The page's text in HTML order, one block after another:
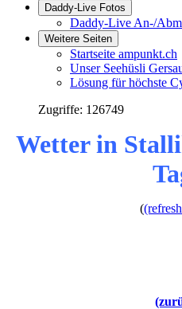
Daddy-Live Fotos
Daddy-Live An-/
Weitere Seiten
Startseite ampunkt.ch
Unser Seehüsli
Lösung für höchste
Zugriffe: 126749
Wetter in
(